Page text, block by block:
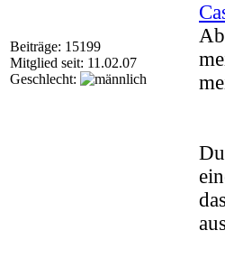
Beiträge: 15199
Mitglied seit: 11.02.07
Geschlecht: